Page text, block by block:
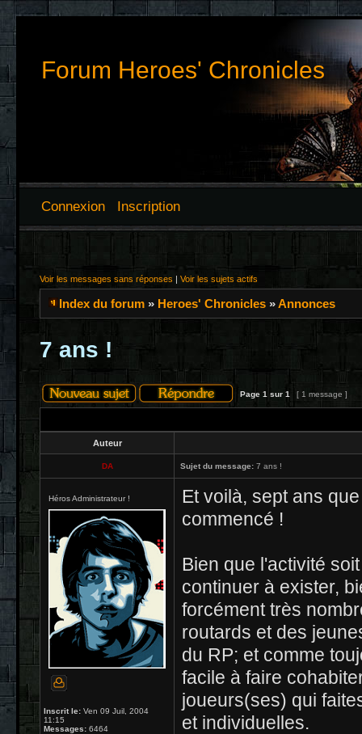
Forum Heroes' Chronicles
Connexion Inscription
Voir les messages sans réponses | Voir les sujets actifs
Index du forum » Heroes' Chronicles »Annonces
7 ans !
Page 1 sur 1 [ 1 message ]
Auteur
DA Sujet du message: 7 ans !
Héros Administrateur !
Inscrit le: Ven 09 Juil, 2004
11:15
Messages: 6464
Et voilà, sept ans
commencé !
Bien que l'activité
continuer à exister,
forcément très
routards et des
du RP; et comme
facile à faire
joueurs(ses) qui
et individuelles.